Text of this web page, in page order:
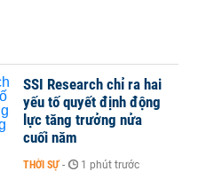
SSI Research chỉ ra hai
yếu tố quyết định động
lực tăng trưởng nửa
cuối năm
THỜI SỰ - 1 phút trước